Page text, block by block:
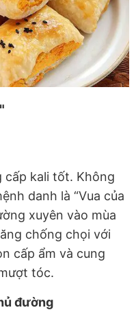
cấp kali tốt. Không
danh là “Vua của
xuyên vào mùa
chống chọi với
cấp ẩm và cung
tóc.
đường